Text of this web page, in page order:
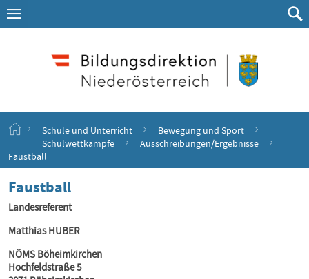
Zum
Inhalt
Navigation
Navigation
aufklappen
Zum
S
a
r
s
e
t
Schule und Unterricht
Bewegung und Sport
Schulwettkämpfe
Ausschreibungen/Ergebnisse
Faustball
Faustball
Landesreferent
Matthias HUBER
NÖMS Böheimkirchen
Hochfeldstraße 5